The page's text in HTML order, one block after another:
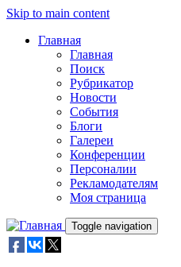
Skip to main content
Главная
Главная
Поиск
Рубрикатор
Новости
События
Блоги
Галереи
Конференции
Персоналии
Рекламодателям
Моя страница
Toggle navigation